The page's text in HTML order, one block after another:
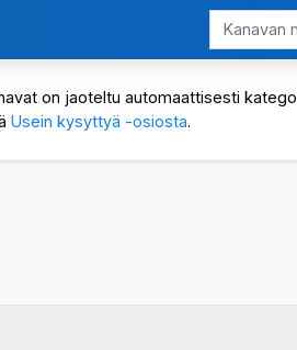
on jaoteltu automaattisesti
Usein kysyttyä -osiosta.